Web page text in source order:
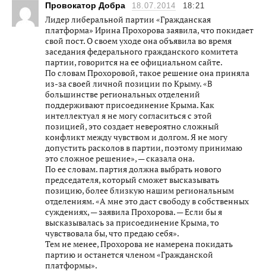
Провокатор Добра 18.07.2014 18:21
Лидер либеральной партии «Гражданская
платформа» Ирина Прохорова заявила, что покидает
свой пост. О своем уходе она объявила во время
заседания федерального гражданского комитета
партии, говорится на ее официальном сайте.
По словам Прохоровой, такое решение она приняла
из-за своей личной позиции по Крыму. «В
большинстве региональных отделений
поддерживают присоединение Крыма. Как
интеллектуал я не могу согласиться с этой
позицией, это создает невероятно сложный
конфликт между чувством и долгом. Я не могу
допустить расколов в партии, поэтому принимаю
это сложное решение», — сказала она.
По ее словам. партия должна выбрать нового
председателя, который сможет высказывать
позицию, более близкую нашим региональным
отделениям. «А мне это даст свободу в собственных
суждениях, — заявила Прохорова. — Если бы я
высказывалась за присоединение Крыма, то
чувствовала бы, что предаю себя».
Тем не менее, Прохорова не намерена покидать
партию и останется членом «Гражданской
платформы».